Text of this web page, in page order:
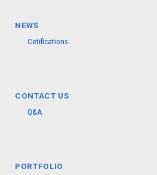
NEWS
Cetifications
CONTACT US
Q&A
PORTFOLIO